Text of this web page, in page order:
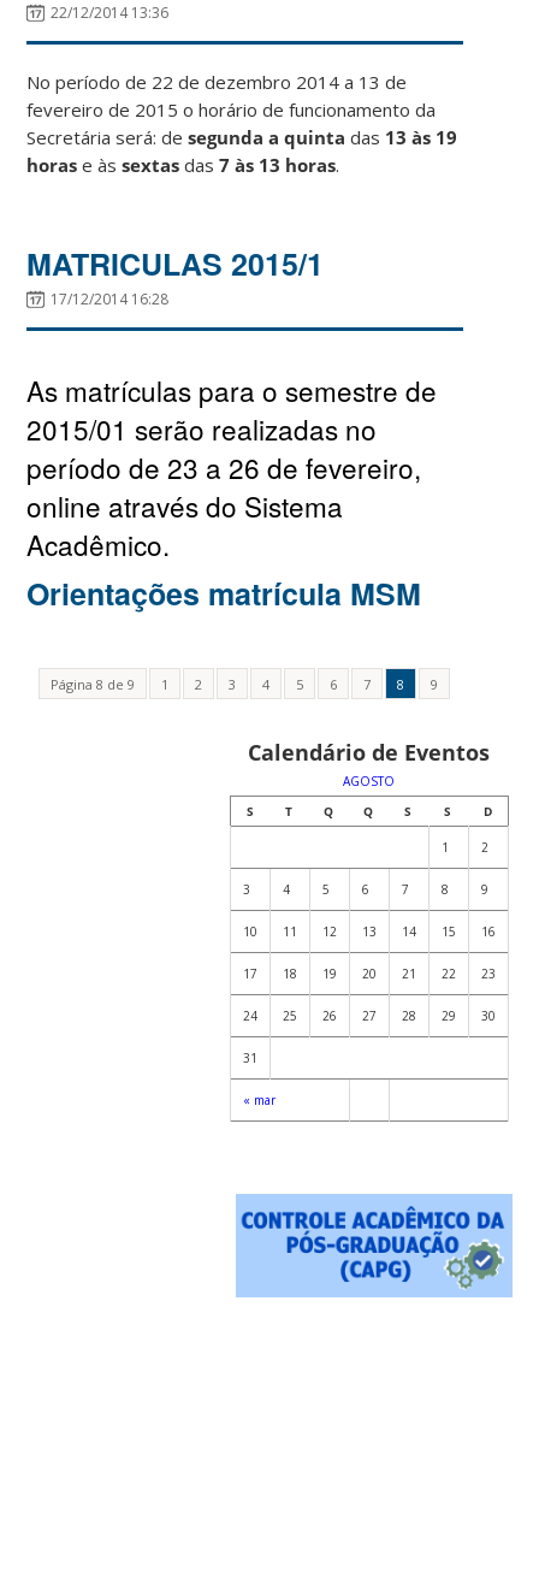
22/12/2014 13:36
No período de 22 de dezembro 2014 a 13 de
fevereiro de 2015 o horário de funcionamento da
Secretária será: desegunda a quinta das 13 às 19
horas e àssextas das7 às 13 horas.
MATRICULAS 2015/1
17/12/2014 16:28
As matrículas para o semestre de
2015/01 serão realizadas no
período de 23 a 26 de fevereiro,
online através do Sistema
Acadêmico.
Orientações matrícula MSM
Página 8 de 9 1 2 3 4 5 6 7 8 9
Calendário de Eventos
AGOSTO
S
T Q Q S S D
« mar
1 2
3 4 5 6 7 8 9
10 11 12 13 14 15 16
17 18 19 20 21 22 23
24 25 26 27 28 29 30
31